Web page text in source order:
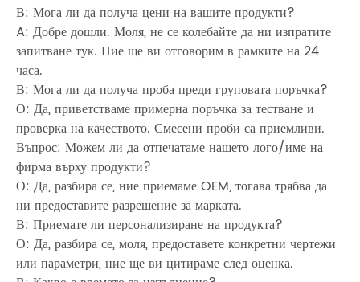
В: Мога ли да получа цени на вашите продукти?
A: Добре дошли. Моля, не се колебайте да ни изпратите
запитване тук. Ние ще ви отговорим в рамките на 24
часа.
В: Мога ли да получа проба преди груповата поръчка?
О: Да, приветстваме примерна поръчка за тестване и
проверка на качеството. Смесени проби са приемливи.
Въпрос: Можем ли да отпечатаме нашето лого/име на
фирма върху продукти?
О: Да, разбира се, ние приемаме OEM, тогава трябва да
ни предоставите разрешение за марката.
В: Приемате ли персонализиране на продукта?
О: Да, разбира се, моля, предоставете конкретни чертежи
или параметри, ние ще ви цитираме след оценка.